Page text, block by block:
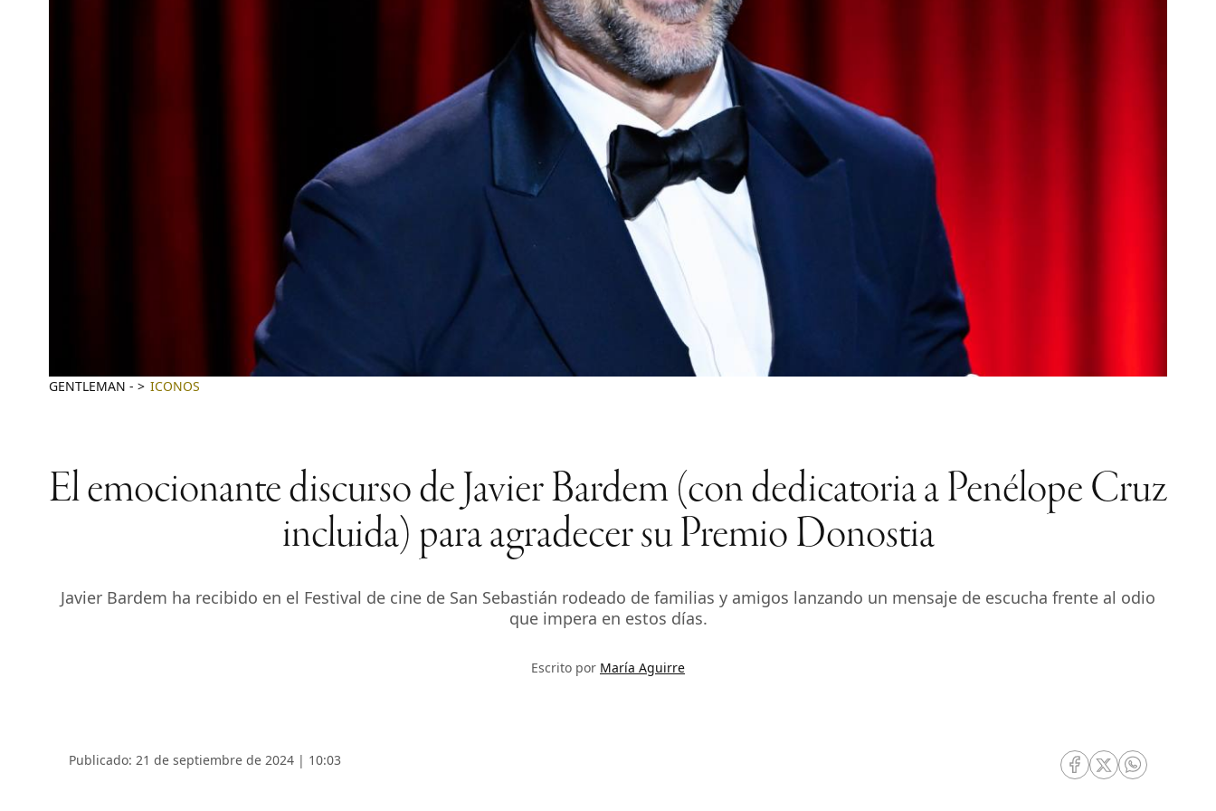
GENTLEMAN - ICONOS
El emocionante discurso de Javier Bardem (con dedicatoria a Penélope Cruz
incluida) para agradecer su Premio Donostia
Javier Bardem ha recibido en el Festival de cine de San Sebastián rodeado de familias y amigos lanzando un mensaje de escucha frente al odio
que impera en estos días.
Escrito por María Aguirre
Publicado: 21 de septiembre de 2024 | 10:03
RRSS Facebook
RRSS Twitter
RRSS